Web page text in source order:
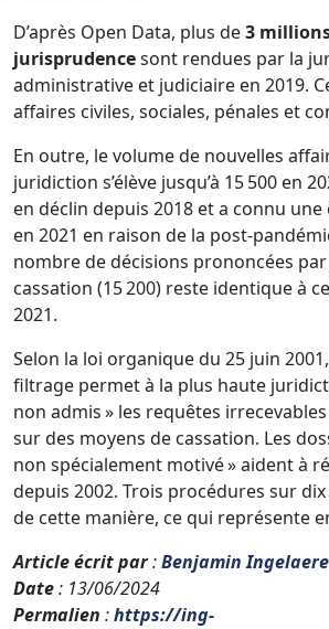
D’après Open Data, plus de3
jurisprudencesont rendues par la
administrative et judiciaire en 2019.
affaires civiles, sociales, pénales et
En outre, le volume de nouvelles
juridiction s’élève jusqu’à 15 500 en
en déclin depuis 2018 et a connu
en 2021 en raison de la post-
nombre de décisions prononcées
cassation (15 200) reste identique à
2021.
Selon la loi organique du 25 juin
filtrage permet à la plus haute
non admis » les requêtes
sur des moyens de cassation. Les
non spécialement motivé » aident à
depuis 2002. Trois procédures sur
de cette manière, ce qui représente
Article écrit par:Benjamin Ingelaere
Date: 13/06/2024
Permalien :https://ing-